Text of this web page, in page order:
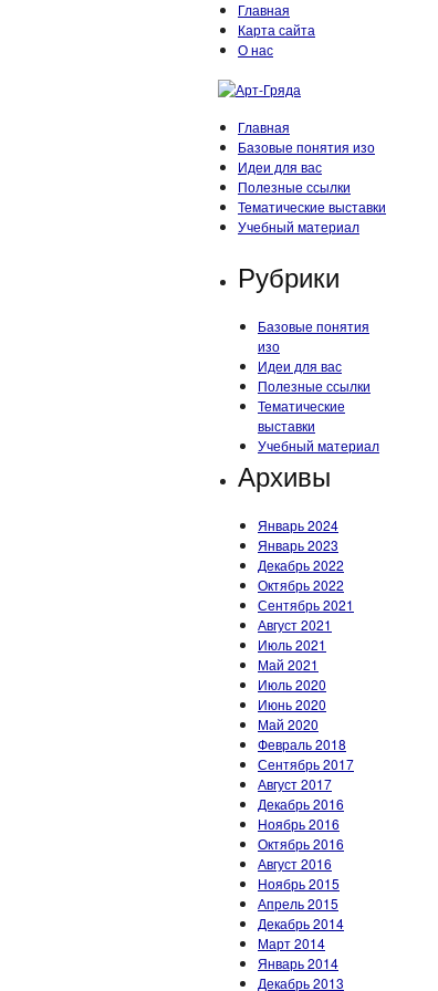
Главная
Карта сайта
О нас
Главная
Базовые понятия изо
Идеи для вас
Полезные ссылки
Тематические выставки
Учебный материал
Рубрики
Базовые понятия
изо
Идеи для вас
Полезные ссылки
Тематические
выставки
Учебный материал
Архивы
Январь 2024
Январь 2023
Декабрь 2022
Октябрь 2022
Сентябрь 2021
Август 2021
Июль 2021
Май 2021
Июль 2020
Июнь 2020
Май 2020
Февраль 2018
Сентябрь 2017
Август 2017
Декабрь 2016
Ноябрь 2016
Октябрь 2016
Август 2016
Ноябрь 2015
Апрель 2015
Декабрь 2014
Март 2014
Январь 2014
Декабрь 2013